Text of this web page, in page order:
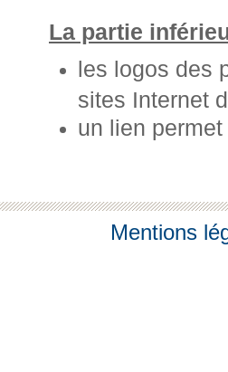
La partie
les logos des
sites Internet
un lien
Mentions